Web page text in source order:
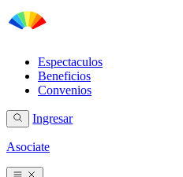
Espectaculos
Beneficios
Convenios
Ingresar
Asociate